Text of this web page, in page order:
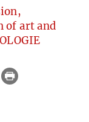
of art and